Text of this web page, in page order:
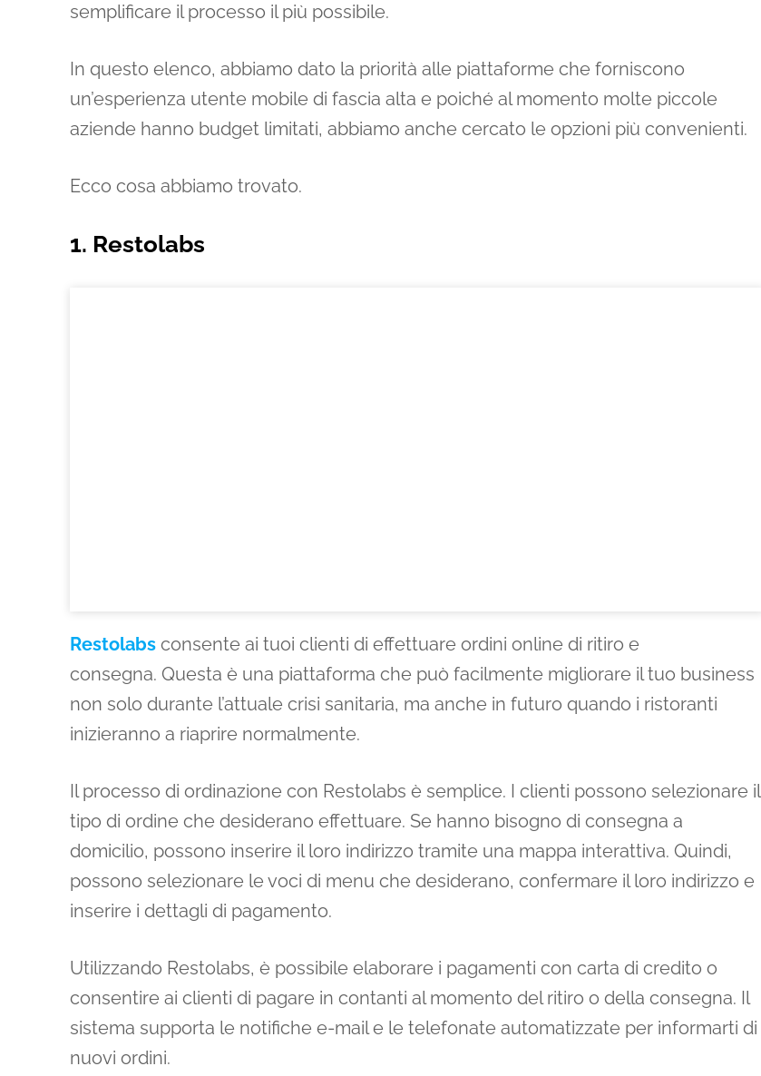
semplificare il processo il più possibile.
In questo elenco, abbiamo dato la priorità alle piattaforme che forniscono
un’esperienza utente mobile di fascia alta e poiché al momento molte piccole
aziende hanno budget limitati, abbiamo anche cercato le opzioni più convenienti.
Ecco cosa abbiamo trovato.
1. Restolabs
Restolabs consente ai tuoi clienti di effettuare ordini online di ritiro e
consegna. Questa è una piattaforma che può facilmente migliorare il tuo business
non solo durante l’attuale crisi sanitaria, ma anche in futuro quando i ristoranti
inizieranno a riaprire normalmente.
Il processo di ordinazione con Restolabs è semplice. I clienti possono selezionare il
tipo di ordine che desiderano effettuare. Se hanno bisogno di consegna a
domicilio, possono inserire il loro indirizzo tramite una mappa interattiva. Quindi,
possono selezionare le voci di menu che desiderano, confermare il loro indirizzo e
inserire i dettagli di pagamento.
Utilizzando Restolabs, è possibile elaborare i pagamenti con carta di credito o
consentire ai clienti di pagare in contanti al momento del ritiro o della consegna. Il
sistema supporta le notifiche e-mail e le telefonate automatizzate per informarti di
nuovi ordini.